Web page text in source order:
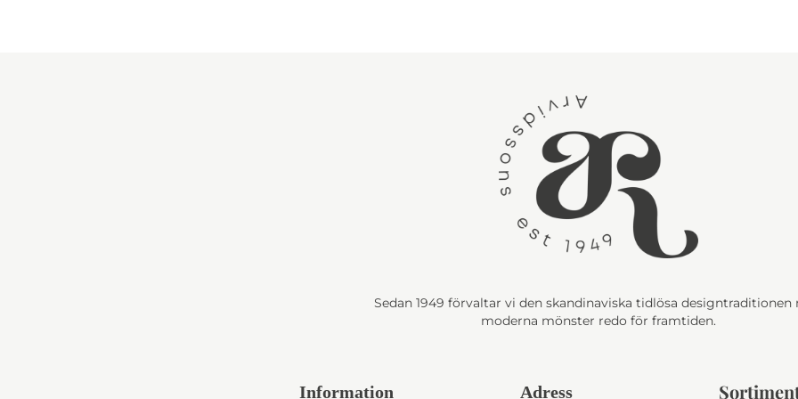
Sedan 1949 förvaltar vi den skandinaviska tidlösa designtraditionen
moderna mönster redo för framtiden.
Information Adress